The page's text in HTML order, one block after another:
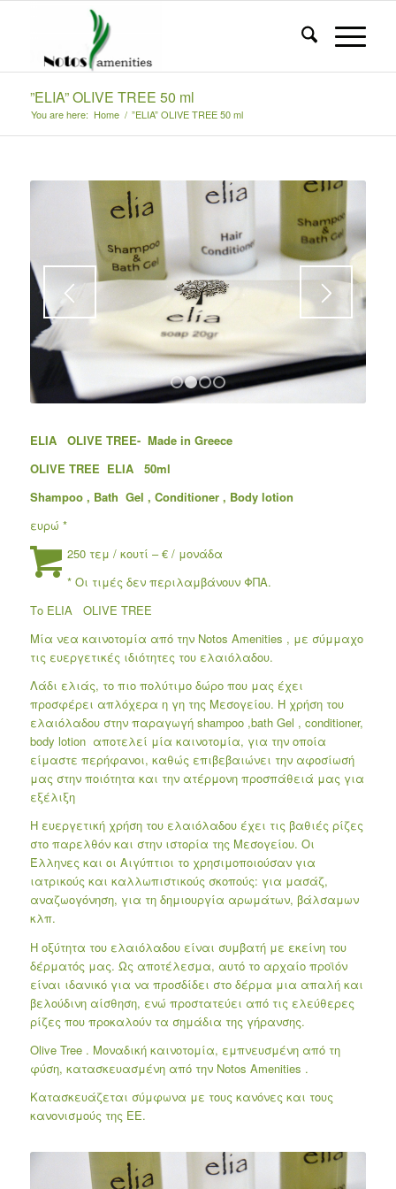
”ELIA” OLIVE TREE 50 ml
You are here: Home / ”ELIA” OLIVE TREE 50 ml
1
ELIA OLIVE TREE- Made in Greece
OLIVE TREE ELIA 50ml
Shampoo , Bath Gel , Conditioner , Body lotion
ευρώ *
250 τεμ / κουτί – € / μονάδα
* Οι τιμές δεν περιλαμβάνουν ΦΠΑ.
Το ELIA OLIVE TREE
Μία νεα καινοτομία από την Notos Amenities , με σύμμαχο
τις ευεργετικές ιδιότητες του ελαιόλαδου.
Λάδι ελιάς, το πιο πολύτιμο δώρο που μας έχει
προσφέρει απλόχερα η γη της Μεσογείου. Η χρήση του
ελαιόλαδου στην παραγωγή shampoo ,bath Gel , conditioner,
body lotion αποτελεί μία καινοτομία, για την οποία
είμαστε περήφανοι, καθώς επιβεβαιώνει την αφοσίωσή
μας στην ποιότητα και την ατέρμονη προσπάθειά μας για
εξέλιξη
Η ευεργετική χρήση του ελαιόλαδου έχει τις βαθιές ρίζες
στο παρελθόν και στην ιστορία της Μεσογείου. Οι
Έλληνες και οι Αιγύπτιοι το χρησιμοποιούσαν για
ιατρικούς και καλλωπιστικούς σκοπούς: για μασάζ,
αναζωογόνηση, για τη δημιουργία αρωμάτων, βάλσαμων
κλπ.
Η οξύτητα του ελαιόλαδου είναι συμβατή με εκείνη του
δέρματός μας. Ως αποτέλεσμα, αυτό το αρχαίο προϊόν
είναι ιδανικό για να προσδίδει στο δέρμα μια απαλή και
βελούδινη αίσθηση, ενώ προστατεύει από τις ελεύθερες
ρίζες που προκαλούν τα σημάδια της γήρανσης.
Olive Tree . Μοναδική καινοτομία, εμπνευσμένη από τη
φύση, κατασκευασμένη από την Νotos Amenities .
Κατασκευάζεται σύμφωνα με τους κανόνες και τους
κανονισμούς της ΕΕ.